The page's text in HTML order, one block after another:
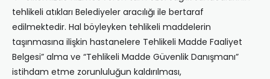
tehlikeli atıkları Belediyeler aracılığı ile bertaraf
edilmektedir. Hal böyleyken tehlikeli maddelerin
taşınmasına ilişkin hastanelere Tehlikeli Madde Faaliyet
Belgesi” alma ve “Tehlikeli Madde Güvenlik Danışmanı”
istihdam etme zorunluluğun kaldırılması,